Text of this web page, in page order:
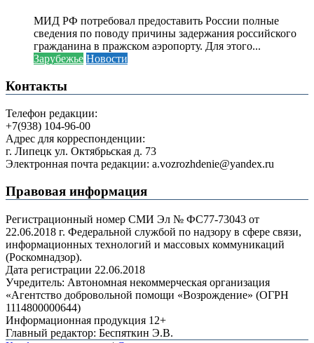
МИД РФ потребовал предоставить России полные
сведения по поводу причины задержания российского
гражданина в пражском аэропорту. Для этого...
Зарубежье Новости
Контакты
Телефон редакции:
+7(938) 104-96-00
Адрес для корреспонденции:
г. Липецк ул. Октябрьская д. 73
Электронная почта редакции: a.vozrozhdenie@yandex.ru
Правовая информация
Регистрационный номер СМИ Эл № ФС77-73043 от
22.06.2018 г. Федеральной службой по надзору в сфере связи,
информационных технологий и массовых коммуникаций
(Роскомнадзор).
Дата регистрации 22.06.2018
Учредитель: Автономная некоммерческая организация
«Агентство добровольной помощи «Возрождение» (ОГРН
1114800000644)
Информационная продукция 12+
Главный редактор: Беспяткин Э.В.